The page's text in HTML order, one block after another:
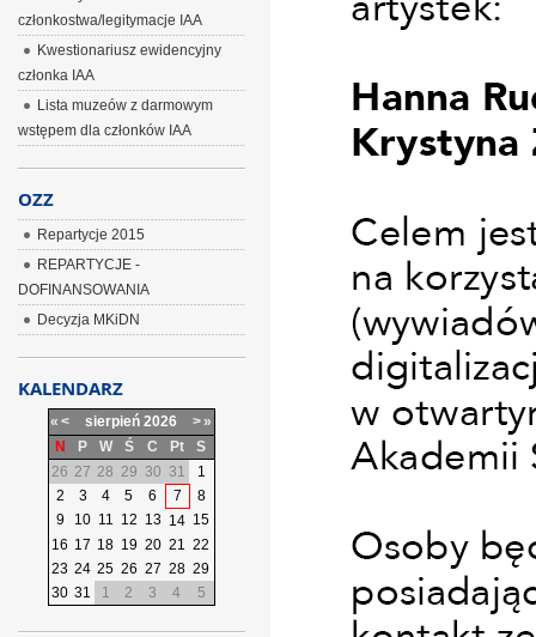
członkostwa/legitymacje IAA
Kwestionariusz ewidencyjny
członka IAA
Lista muzeów z darmowym
wstępem dla członków IAA
OZZ
Repartycje 2015
REPARTYCJE -
DOFINANSOWANIA
Decyzja MKiDN
KALENDARZ
« < sierpień 2026 >»
N
P W Ś C Pt
S
26 27 28 29 30 31
1
2
3 4 5 6 7
8
9
10 11 12 13 14 15
16 17 18 19 20 21 22
23 24 25 26 27 28 29
30 31 1 2 3 4 5